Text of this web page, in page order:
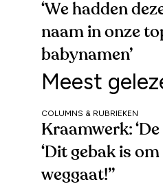
‘We hadden
naam in onze
babynamen’
Meest
COLUMNS & RUBRIEKEN
Kraamwerk:
‘Dit gebak is
weggaat!’’